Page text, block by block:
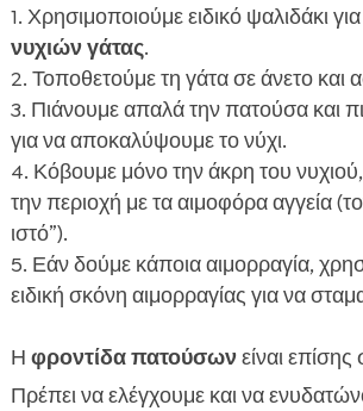
Χρησιμοποιούμε ειδικό ψαλιδάκι για
νυχιών γάτας.
Τοποθετούμε τη γάτα σε άνετο και
Πιάνουμε απαλά την πατούσα και
για να αποκαλύψουμε το νύχι.
Κόβουμε μόνο την άκρη του
την περιοχή με τα αιμοφόρα αγγεία
ιστό”).
Εάν δούμε κάποια αιμορραγία,
ειδική σκόνη αιμορραγίας για να
Η φροντίδα πατούσωνείναι επίσης
Πρέπει να ελέγχουμε και να